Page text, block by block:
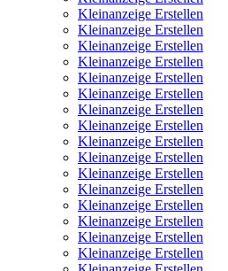
Kleinanzeige Erstellen
Kleinanzeige Erstellen
Kleinanzeige Erstellen
Kleinanzeige Erstellen
Kleinanzeige Erstellen
Kleinanzeige Erstellen
Kleinanzeige Erstellen
Kleinanzeige Erstellen
Kleinanzeige Erstellen
Kleinanzeige Erstellen
Kleinanzeige Erstellen
Kleinanzeige Erstellen
Kleinanzeige Erstellen
Kleinanzeige Erstellen
Kleinanzeige Erstellen
Kleinanzeige Erstellen